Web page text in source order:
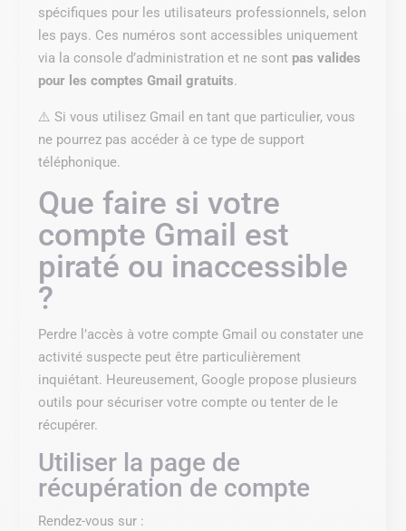
spécifiques pour les utilisateurs professionnels, selon
les pays. Ces numéros sont accessibles uniquement
via la console d’administration et ne sont pas valides
pour les comptes Gmail gratuits.
⚠️ Si vous utilisez Gmail en tant que particulier, vous
ne pourrez pas accéder à ce type de support
téléphonique.
Que faire si votre
compte Gmail est
piraté ou inaccessible
?
Perdre l’accès à votre compte Gmail ou constater une
activité suspecte peut être particulièrement
inquiétant. Heureusement, Google propose plusieurs
outils pour sécuriser votre compte ou tenter de le
récupérer.
Utiliser la page de
récupération de compte
Rendez-vous sur :